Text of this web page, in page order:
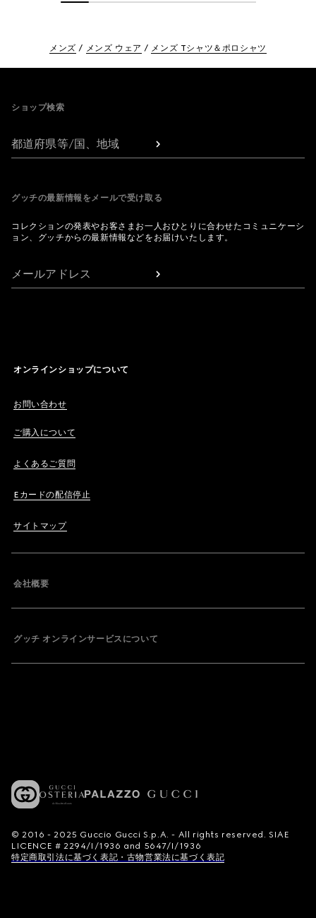
メンズ メンズ ウェア メンズ Tシャツ＆ポロシャツ
ショップ検索
都道府県等/国、地域
グッチの最新情報をメールで受け取る
コレクションの発表やお客さまお一人おひとりに合わせたコミュニケーシ
ョン、グッチからの最新情報などをお届けいたします。
メールアドレス
オンラインショップについて
お問い合わせ
ご購入について
よくあるご質問
Eカードの配信停止
サイトマップ
会社概要
グッチ オンラインサービスについて
© 2016 - 2025 Guccio Gucci S.p.A. - All rights reserved. SIAE
LICENCE # 2294/I/1936 and 5647/I/1936
特定商取引法に基づく表記・古物営業法に基づく表記